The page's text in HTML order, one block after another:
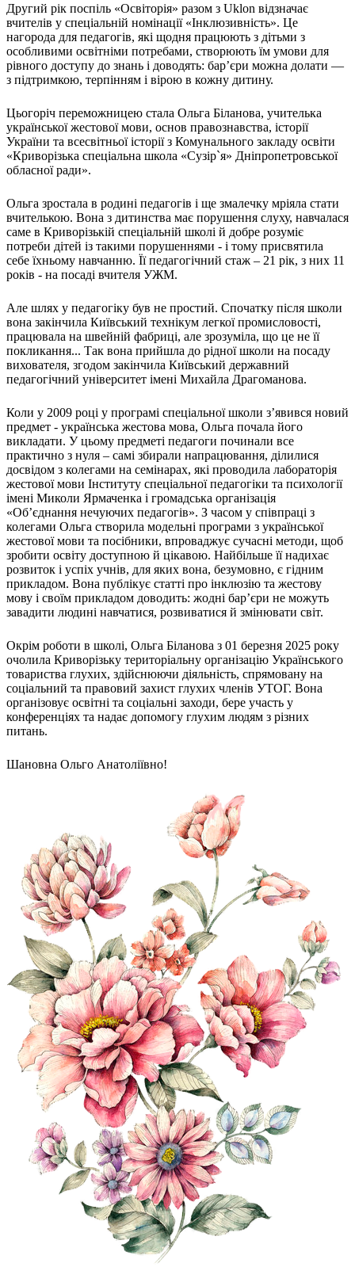
Другий рік поспіль «Освіторія» разом з Uklon відзначає
вчителів у спеціальній номінації «Інклюзивність». Це
нагорода для педагогів, які щодня працюють з дітьми з
особливими освітніми потребами, створюють їм умови для
рівного доступу до знань і доводять: бар’єри можна долати —
з підтримкою, терпінням і вірою в кожну дитину.
Цьогоріч переможницею стала Ольга Біланова, учителька
української жестової мови, основ правознавства, історії
України та всесвітньої історії з Комунального закладу освіти
«Криворізька спеціальна школа «Сузір`я» Дніпропетровської
обласної ради».
Ольга зростала в родині педагогів і ще змалечку мріяла стати
вчителькою. Вона з дитинства має порушення слуху, навчалася
саме в Криворізькій спеціальній школі й добре розуміє
потреби дітей із такими порушеннями - і тому присвятила
себе їхньому навчанню. Її педагогічний стаж – 21 рік, з них 11
років - на посаді вчителя УЖМ.
Але шлях у педагогіку був не простий. Спочатку після школи
вона закінчила Київський технікум легкої промисловості,
працювала на швейній фабриці, але зрозуміла, що це не її
покликання... Так вона прийшла до рідної школи на посаду
вихователя, згодом закінчила Київський державний
педагогічний університет імені Михайла Драгоманова.
Коли у 2009 році у програмі спеціальної школи з’явився новий
предмет - українська жестова мова, Ольга почала його
викладати. У цьому предметі педагоги починали все
практично з нуля – самі збирали напрацювання, ділилися
досвідом з колегами на семінарах, які проводила лабораторія
жестової мови Інституту спеціальної педагогіки та психології
імені Миколи Ярмаченка і громадська організація
«Об’єднання нечуючих педагогів». З часом у співпраці з
колегами Ольга створила модельні програми з української
жестової мови та посібники, впроваджує сучасні методи, щоб
зробити освіту доступною й цікавою. Найбільше її надихає
розвиток і успіх учнів, для яких вона, безумовно, є гідним
прикладом. Вона публікує статті про інклюзію та жестову
мову і своїм прикладом доводить: жодні бар’єри не можуть
завадити людині навчатися, розвиватися й змінювати світ.
Окрім роботи в школі, Ольга Біланова з 01 березня 2025 року
очолила Криворізьку територіальну організацію Українського
товариства глухих, здійснюючи діяльність, спрямовану на
соціальний та правовий захист глухих членів УТОГ. Вона
організовує освітні та соціальні заходи, бере участь у
конференціях та надає допомогу глухим людям з різних
питань.
Шановна Ольго Анатоліївно!